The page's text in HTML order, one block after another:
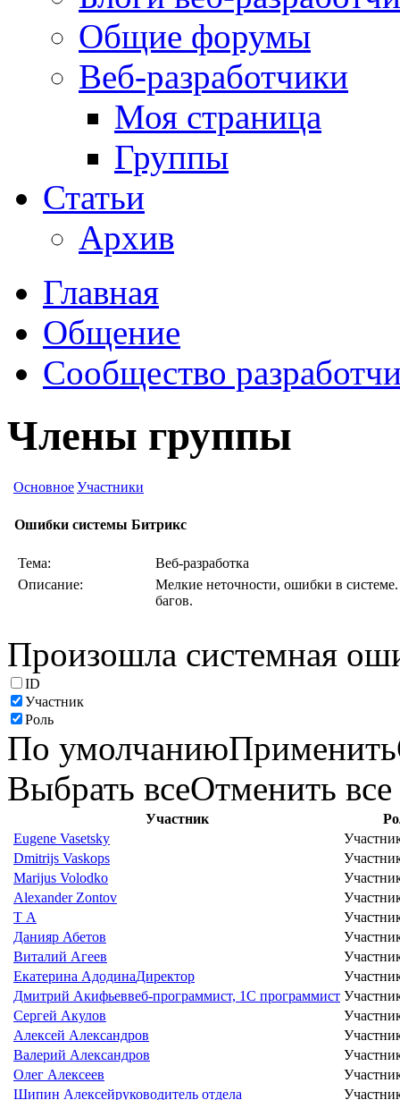
Общие форумы
Веб-разработчики
Моя страница
Группы
Статьи
Архив
Главная
Общение
Сообщество
Члены группы
ОсновноеУчастники
Ошибки системы Битрикс
Тема:
Веб-разработка
Описание:
Мелкие неточности, ошибки в
багов.
Произошла системная
ID
Участник
Роль
По умолчаниюПрименить
Выбрать всеОтменить все
Участник
Eugene Vasetsky
Dmitrijs Vaskops
Marijus Volodko
Alexander Zontov
Т А
Данияр Абетов
Виталий Агеев
Екатерина АдодинаДиректор
Дмитрий Акифьеввеб-программист, 1С программист
Сергей Акулов
Алексей Александров
Валерий Александров
Олег Алексеев
Шипин Алексейруководитель отдела